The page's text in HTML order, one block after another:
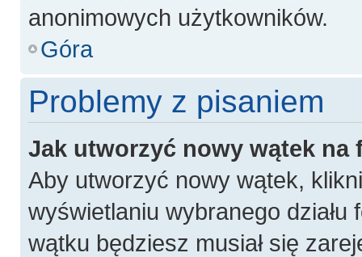
anonimowych użytkowników.
Góra
Problemy z pisaniem
Jak utworzyć nowy wątek na
Aby utworzyć nowy wątek,
wyświetlaniu wybranego
wątku będziesz musiał się